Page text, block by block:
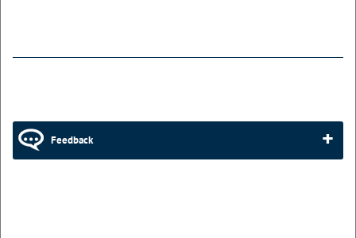
Feedback